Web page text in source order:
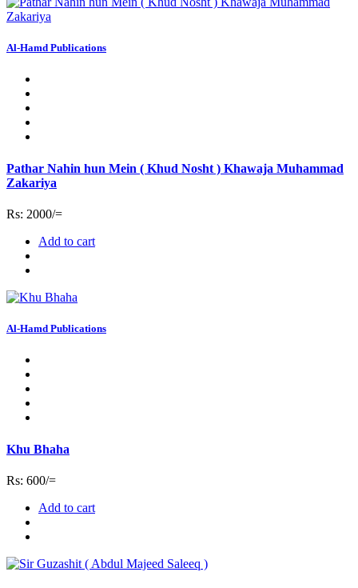
Al-Hamd Publications
Pathar Nahin hun Mein ( Khud Nosht ) Khawaja Muhammad
Zakariya
Rs: 2000/=
Add to cart
Al-Hamd Publications
Khu Bhaha
Rs: 600/=
Add to cart